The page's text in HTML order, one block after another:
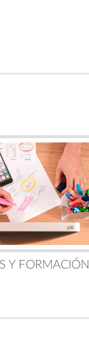
Y FORMACIÓN